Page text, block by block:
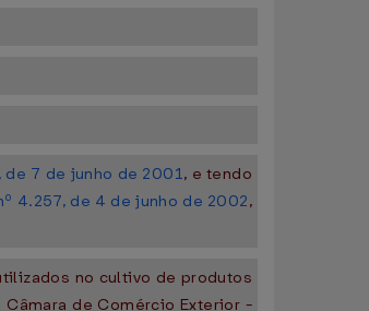
de 7 de junho de 2001, e tendo
4.257, de 4 de junho de 2002,
no cultivo de produtos
Câmara de Comércio Exterior -